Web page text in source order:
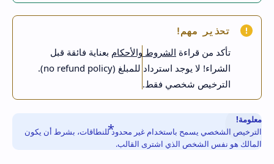
تحذير مهم!
تأكد من قراءة الشروط والأحكام بعناية فائقة قبل
الشراء! لا يوجد استرداد للمبلغ (no refund policy).
الترخيص شخصي فقط.
معلومة!
الترخيص الشخصي يسمح باستخدام غير محدود للنطاقات، بشرط أن يكون
المالك هو نفس الشخص الذي اشترى القالب.